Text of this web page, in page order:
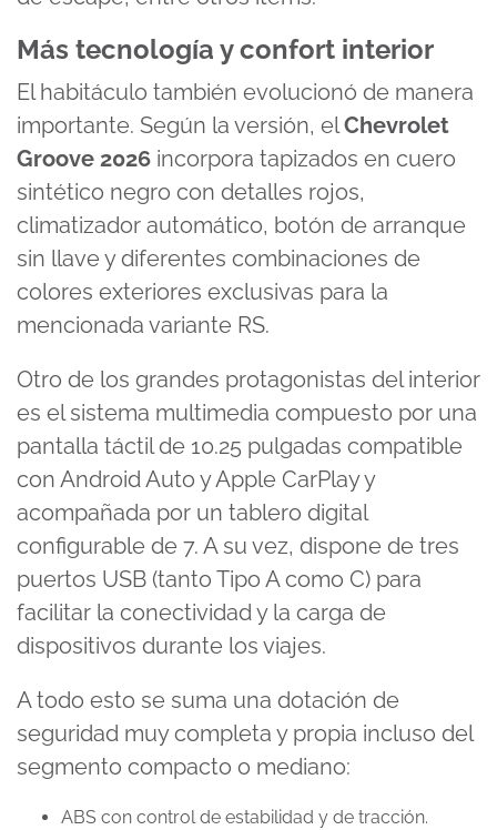
Más tecnología y confort interior
El habitáculo también evolucionó de manera
importante. Según la versión, elChevrolet
Groove 2026 incorpora tapizados en cuero
sintético negro con detalles rojos,
climatizador automático, botón de arranque
sin llave y diferentes combinaciones de
colores exteriores exclusivas para la
mencionada variante RS.
Otro de los grandes protagonistas del interior
es el sistema multimedia compuesto por una
pantalla táctil de 10.25 pulgadas compatible
con Android Auto y Apple CarPlay y
acompañada por un tablero digital
configurable de 7. A su vez, dispone de tres
puertos USB (tanto Tipo A como C) para
facilitar la conectividad y la carga de
dispositivos durante los viajes.
A todo esto se suma una dotación de
seguridad muy completa y propia incluso del
segmento compacto o mediano:
ABS con control de estabilidad y de tracción.